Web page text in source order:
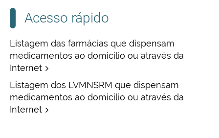
Acesso rápido
Listagem das farmácias que dispensam
medicamentos ao domicílio ou através da
Internet
Listagem dos LVMNSRM que dispensam
medicamentos ao domicílio ou através da
Internet